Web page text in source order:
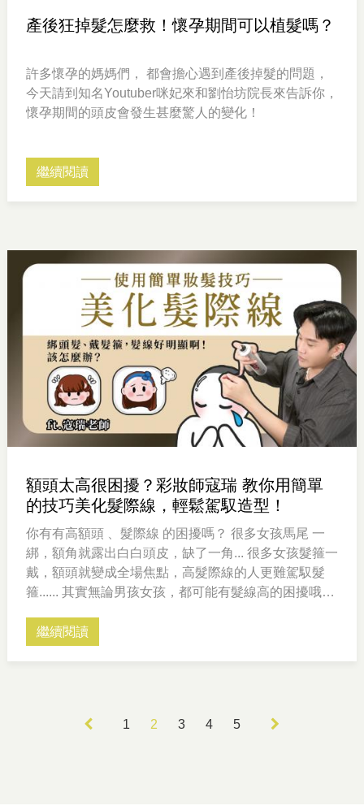
產後狂掉髮怎麼救！懷孕期間可以植髮嗎？
許多懷孕的媽媽們， 都會擔心遇到產後掉髮的問題，
今天請到知名Youtuber咪妃來和劉怡坊院長來告訴你，
懷孕期間的頭皮會發生甚麼驚人的變化！
繼續閱讀
額頭太高很困擾？彩妝師寇瑞 教你用簡單
的技巧美化髮際線，輕鬆駕馭造型！
你有有高額頭 、髮際線 的困擾嗎？ 很多女孩馬尾 一
綁，額角就露出白白頭皮，缺了一角... 很多女孩髮箍一
戴，額頭就變成全場焦點，高髮際線的人更難駕馭髮
箍...... 其實無論男孩女孩，都可能有髮線高的困擾哦！
「這個」技巧來修飾！ 在美少女製造機寇瑞的巧手下
兩位女孩的困擾瞬間被解決！ 但每天要這樣修飾與做
「快去毛爵！」
繼續閱讀
1 2 3 4 5